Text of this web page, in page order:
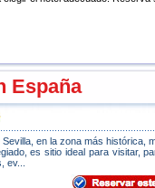
España
en la zona más histórica,
es sitio ideal para visitar,
ev...